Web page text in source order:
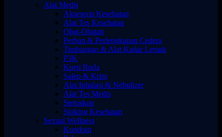
Alat Medis
Aksesoris Kesehatan
Alat Tes Kesehatan
Obat-Obatan
Perban & Perlengkapan Cedera
Timbangan & Alat Kadar Lemak
P3K
Kursi Roda
Salep & Krim
Alat Inhalasi & Nebulizer
Alat Tes Medis
Stetoskop
Stoking Kesehatan
Sexual Wellness
Kondom